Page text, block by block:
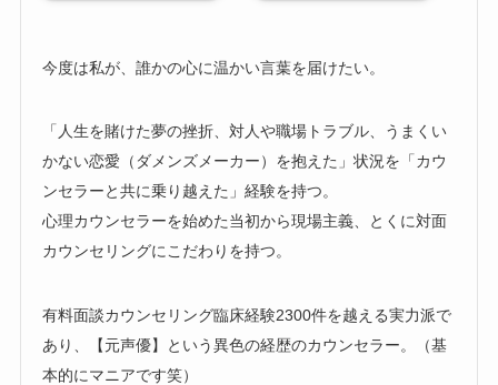
今度は私が、誰かの心に温かい言葉を届けたい。
「人生を賭けた夢の挫折、対人や職場トラブル、うまくい
かない恋愛（ダメンズメーカー）を抱えた」状況を「カウ
ンセラーと共に乗り越えた」経験を持つ。
心理カウンセラーを始めた当初から現場主義、とくに対面
カウンセリングにこだわりを持つ。
有料面談カウンセリング臨床経験2300件を越える実力派で
あり、【元声優】という異色の経歴のカウンセラー。（基
本的にマニアです笑）